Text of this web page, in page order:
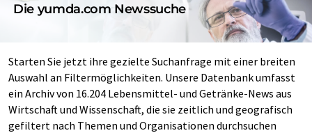
Die yumda.com Newssuche
Starten Sie jetzt ihre gezielte Suchanfrage mit einer breiten
Auswahl an Filtermöglichkeiten. Unsere Datenbank umfasst
ein Archiv von 16.204 Lebensmittel- und Getränke-News aus
Wirtschaft und Wissenschaft, die sie zeitlich und geografisch
gefiltert nach Themen und Organisationen durchsuchen